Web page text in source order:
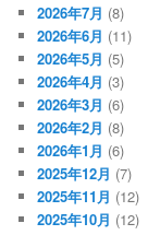
2026年7月 (8)
2026年6月 (11)
2026年5月 (5)
2026年4月 (3)
2026年3月 (6)
2026年2月 (8)
2026年1月 (6)
2025年12月 (7)
2025年11月 (12)
2025年10月 (12)